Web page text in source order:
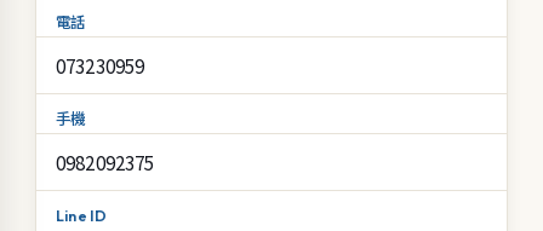
電話
073230959
手機
0982092375
Line ID